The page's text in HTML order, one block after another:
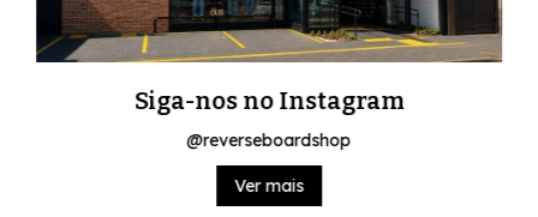
Siga-nos no Instagram
@reverseboardshop
Ver mais